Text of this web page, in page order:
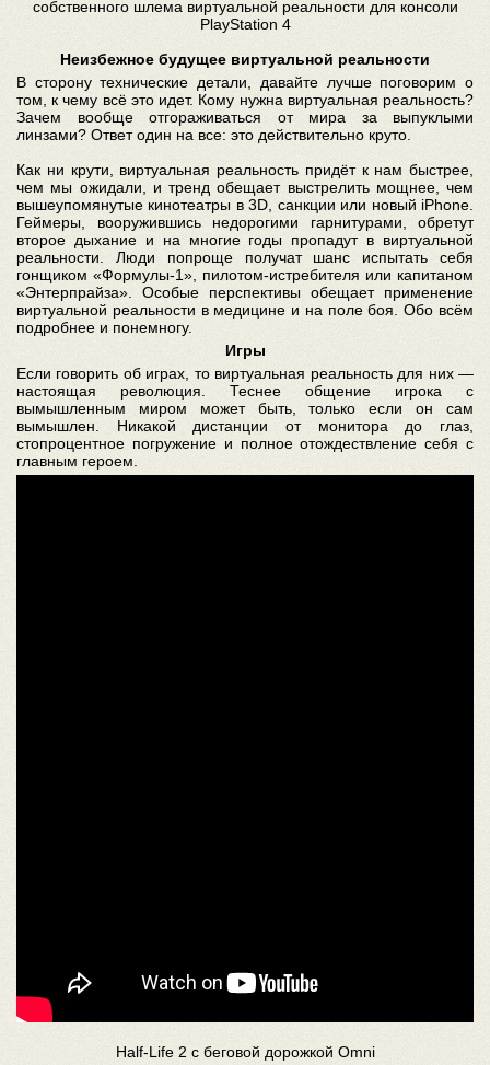
собственного шлема виртуальной реальности для консоли
PlayStation 4
Неизбежное будущее виртуальной реальности
В сторону технические детали, давайте лучше поговорим о
том, к чему всё это идет. Кому нужна виртуальная реальность?
Зачем вообще отгораживаться от мира за выпуклыми
линзами? Ответ один на все: это действительно круто.
Как ни крути, виртуальная реальность придёт к нам быстрее,
чем мы ожидали, и тренд обещает выстрелить мощнее, чем
вышеупомянутые кинотеатры в 3D, санкции или новый iPhone.
Геймеры, вооружившись недорогими гарнитурами, обретут
второе дыхание и на многие годы пропадут в виртуальной
реальности. Люди попроще получат шанс испытать себя
гонщиком «Формулы-1», пилотом-истребителя или капитаном
«Энтерпрайза». Особые перспективы обещает применение
виртуальной реальности в медицине и на поле боя. Обо всём
подробнее и понемногу.
Игры
Если говорить об играх, то виртуальная реальность для них —
настоящая революция. Теснее общение игрока с
вымышленным миром может быть, только если он сам
вымышлен. Никакой дистанции от монитора до глаз,
стопроцентное погружение и полное отождествление себя с
главным героем.
Half-Life 2 c беговой дорожкой Omni